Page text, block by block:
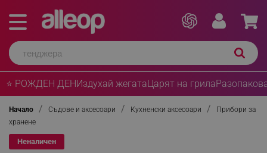
⭐ РОЖДЕН ДЕНИздухай жегатаЦарят на грила
Начало Съдове и аксесоари Кухненски аксесоари
Прибори за
хранене
Неналичен